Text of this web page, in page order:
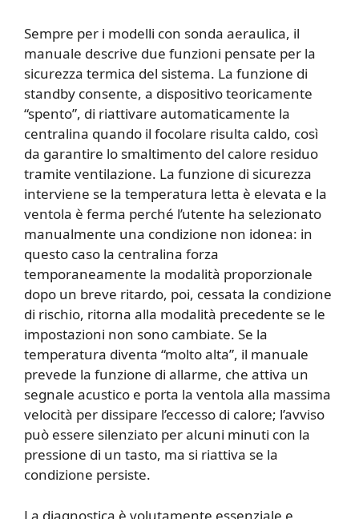
Sempre per i modelli con sonda aeraulica, il
manuale descrive due funzioni pensate per la
sicurezza termica del sistema. La funzione di
standby consente, a dispositivo teoricamente
“spento”, di riattivare automaticamente la
centralina quando il focolare risulta caldo, così
da garantire lo smaltimento del calore residuo
tramite ventilazione. La funzione di sicurezza
interviene se la temperatura letta è elevata e la
ventola è ferma perché l’utente ha selezionato
manualmente una condizione non idonea: in
questo caso la centralina forza
temporaneamente la modalità proporzionale
dopo un breve ritardo, poi, cessata la condizione
di rischio, ritorna alla modalità precedente se le
impostazioni non sono cambiate. Se la
temperatura diventa “molto alta”, il manuale
prevede la funzione di allarme, che attiva un
segnale acustico e porta la ventola alla massima
velocità per dissipare l’eccesso di calore; l’avviso
può essere silenziato per alcuni minuti con la
pressione di un tasto, ma si riattiva se la
condizione persiste.
La diagnostica è volutamente essenziale e